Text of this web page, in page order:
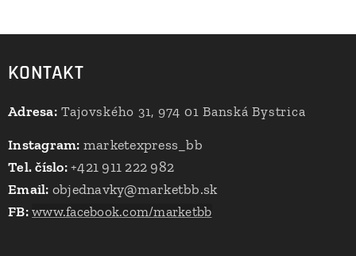
KONTAKT
Adresa:Tajovského 31, 974 01 Banská Bystrica
Instagram: marketexpress_bb
Tel. číslo:+421 911 222 982
Email: objednavky@marketbb.sk
FB: www.facebook.com/marketbb